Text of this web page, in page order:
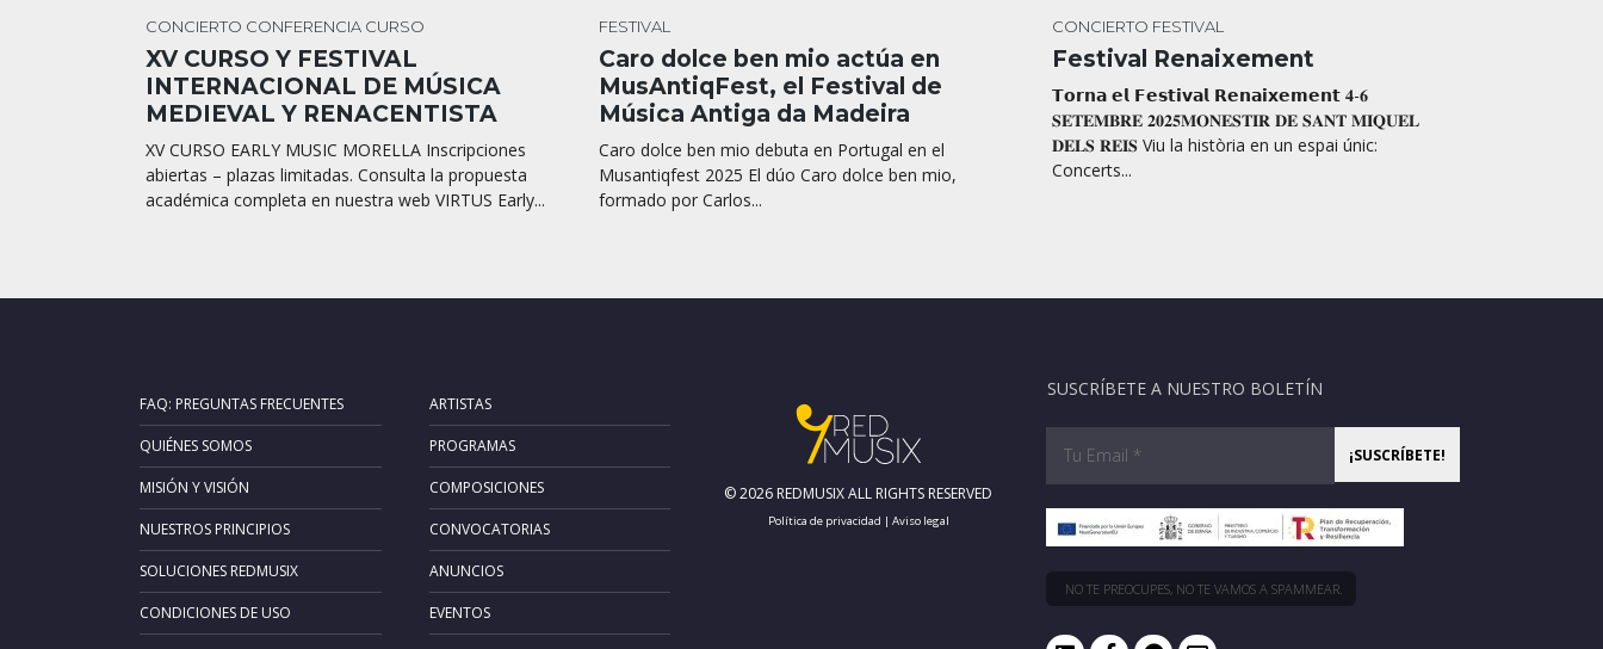
CONCIERTO CONFERENCIA CURSO
XV CURSO Y FESTIVAL
INTERNACIONAL DE MÚSICA
MEDIEVAL Y RENACENTISTA
XV CURSO EARLY MUSIC MORELLA Inscripciones
abiertas – plazas limitadas. Consulta la propuesta
académica completa en nuestra web VIRTUS Early...
FESTIVAL
Caro dolce ben mio actúa en
MusAntiqFest, el Festival de
Música Antiga da Madeira
Caro dolce ben mio debuta en Portugal en el
Musantiqfest 2025 El dúo Caro dolce ben mio,
formado por Carlos...
CONCIERTO FESTIVAL
Festival Renaixement
𝗧𝗼𝗿𝗻𝗮 𝗲𝗹 𝗙𝗲𝘀𝘁𝗶𝘃𝗮𝗹 𝗥𝗲𝗻𝗮𝗶𝘅𝗲𝗺𝗲𝗻𝘁 𝟒-𝟔
𝐒𝐄𝐓𝐄𝐌𝐁𝐑𝐄 𝟐𝟎𝟐𝟓𝐌𝐎𝐍𝐄𝐒𝐓𝐈𝐑 𝐃𝐄 𝐒𝐀𝐍𝐓 𝐌𝐈𝐐𝐔𝐄𝐋
𝐃𝐄𝐋𝐒 𝐑𝐄𝐈𝐒 Viu la història en un espai únic:
Concerts...
FAQ: PREGUNTAS FRECUENTES
QUIÉNES SOMOS
MISIÓN Y VISIÓN
NUESTROS PRINCIPIOS
SOLUCIONES REDMUSIX
CONDICIONES DE USO
ARTISTAS
PROGRAMAS
COMPOSICIONES
CONVOCATORIAS
ANUNCIOS
EVENTOS
© 2026 REDMUSIX ALL RIGHTS RESERVED
Política de privacidad | Aviso legal
SUSCRÍBETE A NUESTRO BOLETÍN
NO TE PREOCUPES, NO TE VAMOS A SPAMMEAR.